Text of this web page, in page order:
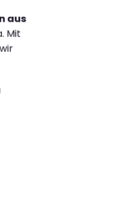
aus
Mit